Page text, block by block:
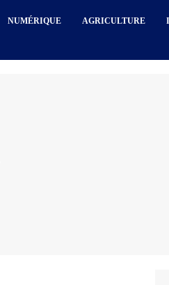
NUMÉRIQUE AGRICULTURE